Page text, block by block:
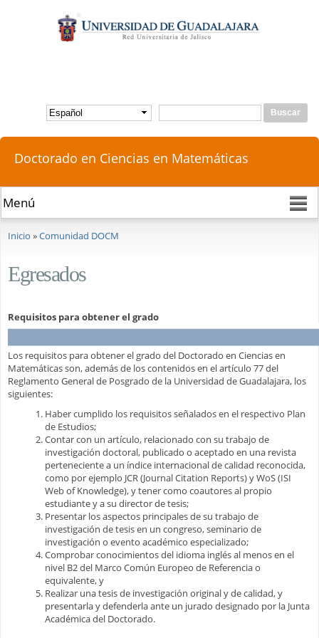
contenido
principal
Formulario de búsqueda
Buscar
Doctorado en Ciencias en Matemáticas
Inicio »Comunidad DOCM
Egresados
Requisitos para obtener el grado
Los requisitos para obtener el grado del Doctorado en Ciencias en
Matemáticas son, además de los contenidos en el artículo 77 del
Reglamento General de Posgrado de la Universidad de Guadalajara, los
siguientes:
Haber cumplido los requisitos señalados en el respectivo Plan
de Estudios;
Contar con un artículo, relacionado con su trabajo de
investigación doctoral, publicado o aceptado en una revista
perteneciente a un índice internacional de calidad reconocida,
como por ejemplo JCR (Journal Citation Reports) y WoS (ISI
Web of Knowledge), y tener como coautores al propio
estudiante y a su director de tesis;
Presentar los aspectos principales de su trabajo de
investigación de tesis en un congreso, seminario de
investigación o evento académico especializado;
Comprobar conocimientos del idioma inglés al menos en el
nivel B2 del Marco Común Europeo de Referencia o
equivalente, y
Realizar una tesis de investigación original y de calidad, y
presentarla y defenderla ante un jurado designado por la Junta
Académica del Doctorado.